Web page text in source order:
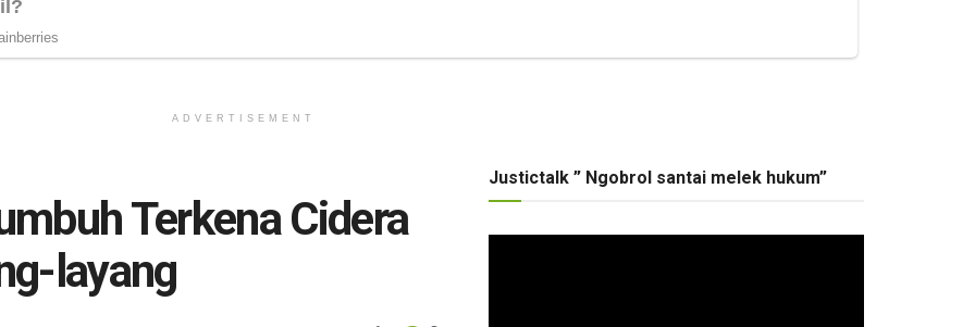
ADVERTISEMENT
Terkena Cidera
layang
Justictalk ” Ngobrol santai melek hukum”